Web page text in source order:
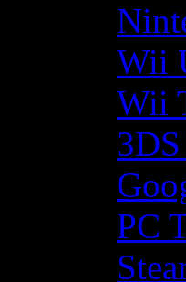
Wii
Wii
3DS
PC